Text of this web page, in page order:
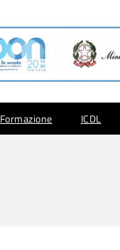
Formazione ICDL